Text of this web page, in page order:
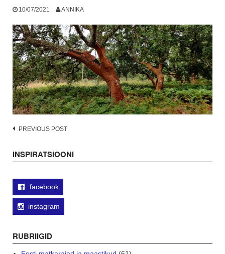
10/07/2021 ANNIKA
Post
PREVIOUS POST
INSPIRATSIOONI
facebook
instagram
RUBRIIGID